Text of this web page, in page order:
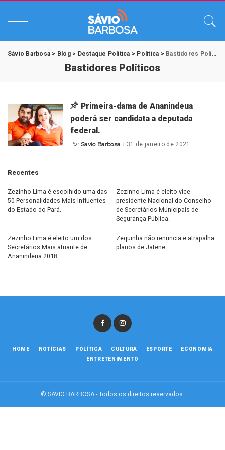
Sávio Barbosa > Blog> Destaque Política > Política > Bastidores Políticos
Bastidores Políticos
Primeira-dama de Ananindeua
poderá ser candidata a deputada
federal.
Posted
Por Savio Barbosa 31 de janeiro de 2021
Recentes
Zezinho Lima é escolhido uma das
50 Personalidades Mais Influentes
do Estado do Pará.
Zezinho Lima é eleito vice-
presidente Nacional do Conselho
de Secretários Municipais de
Segurança Pública.
Zezinho Lima é eleito um dos
Secretários Mais atuante de
Ananindeua 2018.
Zequinha não renuncia e atrapalha
planos de Jatene.
HOME NOTÍCIAS POLÍTICA CULTURA ESPORTE
ECONOMIA
ENTRETENIMENTO
© SÁVIO BARBOSA - Todos os direitos reservados.